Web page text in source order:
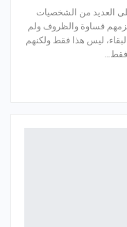
العديد من الشخصيات
قساوة والظروف ولم
ليس هذا فقط ولكنهم